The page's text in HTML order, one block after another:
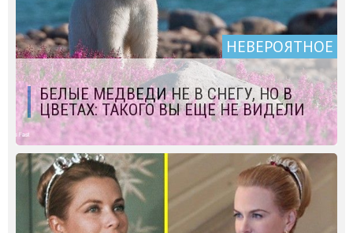
НЕВЕРОЯТНОЕ
БЕЛЫЕ МЕДВЕДИ НЕ В СНЕГУ, НО В
ЦВЕТАХ: ТАКОГО ВЫ ЕЩЕ НЕ ВИДЕЛИ